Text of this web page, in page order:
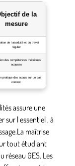
de la
mesure
de l assiduité et du travail
régulier
des compétences théoriques
acquises
pratique des acquis sur un cas
concret
assure une
sur l essentiel , à
maîtrise
tout étudiant
réseau GES. Les